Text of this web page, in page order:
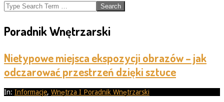
Search
Poradnik Wnętrzarski
Nietypowe miejsca ekspozycji obrazów – jak
odczarować przestrzeń dzięki sztuce
2026-
In: Informacje, Wnętrza I Poradnik Wnętrzarski